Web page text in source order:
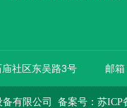
社区东吴路3号 邮
有限公司 备案号：苏ICP